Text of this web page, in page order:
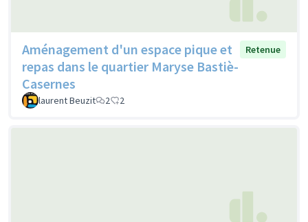
Aménagement d'un espace pique et
repas dans le quartier Maryse Bastiè-
Casernes
Retenue
laurent Beuzit 2 2